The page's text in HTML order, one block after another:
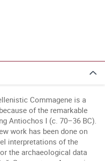
Commagene is a
of the remarkable
Antiochos I (c. 70–36 BC).
work has been done on
interpretations of the
the archaeological data